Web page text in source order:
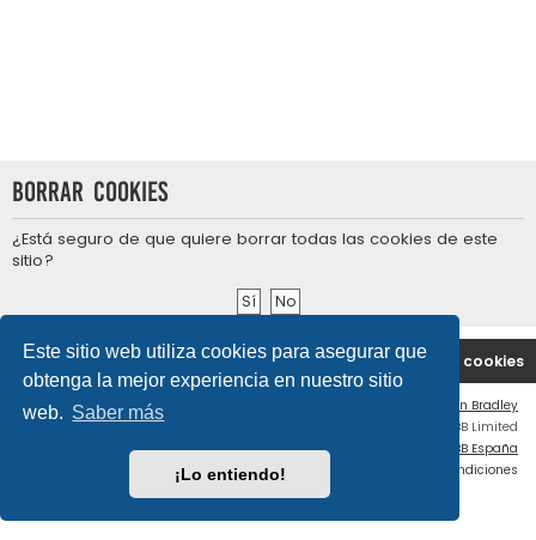
Este sitio web utiliza cookies para asegurar que
obtenga la mejor experiencia en nuestro sitio
web. Saber más
¡Lo entiendo!
Borrar cookies
¿Está seguro de que quiere borrar todas las cookies de este
sitio?
Portal Índice general Borrar cookies
Contáctenos
Ian Bradley
Desarrollado por
® Forum Software © phpBB Limited
Traducción al español por
phpBB España
Condiciones